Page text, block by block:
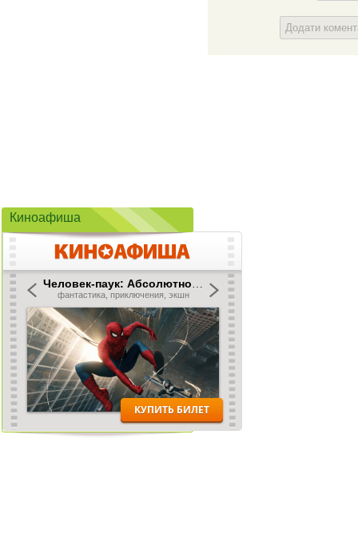
Додати
Киноафиша